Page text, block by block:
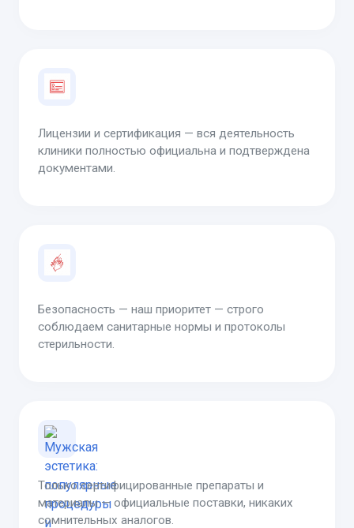
Лицензии и сертификация — вся деятельность
клиники полностью официальна и подтверждена
документами.
Безопасность — наш приоритет — строго
соблюдаем санитарные нормы и протоколы
стерильности.
Только сертифицированные препараты и
материалы — официальные поставки, никаких
сомнительных аналогов.